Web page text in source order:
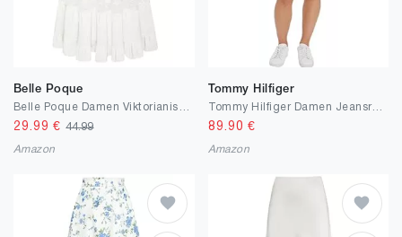
Belle Poque
29.99 €44.99
Amazon
Tommy Hilfiger
Tommy Hilfiger Damen Jeansrock A-Line Skirt Kurz
89.90 €
Amazon